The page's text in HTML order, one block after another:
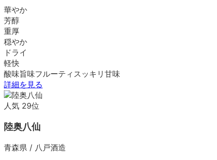
華やか
芳醇
重厚
穏やか
ドライ
軽快
酸味旨味フルーティ スッキリ 甘味
詳細を見る
人気 29位
陸奥八仙
青森県 / 八戸酒造